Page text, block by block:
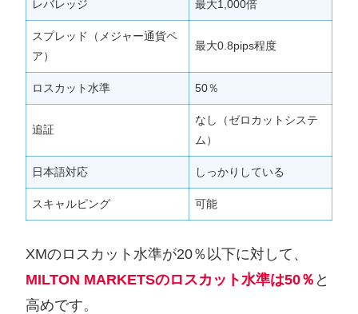
レバレッジ 最大1,000倍
スプレッド（メジャー通貨ペ
ア）
最大0.8pips程度
ロスカット水準 50％
追証
なし（ゼロカットシステ
ム）
日本語対応 しっかりしている
スキャルピング 可能
XMのロスカット水準が20％以下に対して、
MILTON MARKETSのロスカット水準は50％ と
高めです。